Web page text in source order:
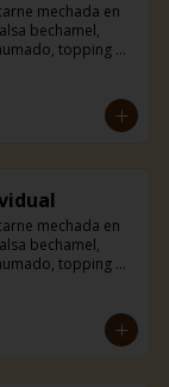
mechada en
bechamel,
topping de
mechada en
bechamel,
topping de